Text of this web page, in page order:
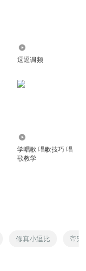
逗逗调频
学唱歌 唱歌技巧 唱
歌教学
修真小逗比 帝宠